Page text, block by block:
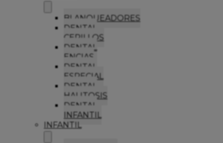
BLANQUEADORES
DENTAL
CEPILLOS
DENTAL
ENCIAS
DENTAL
ESPECIAL
DENTAL
HALITOSIS
DENTAL
INFANTIL
INFANTIL